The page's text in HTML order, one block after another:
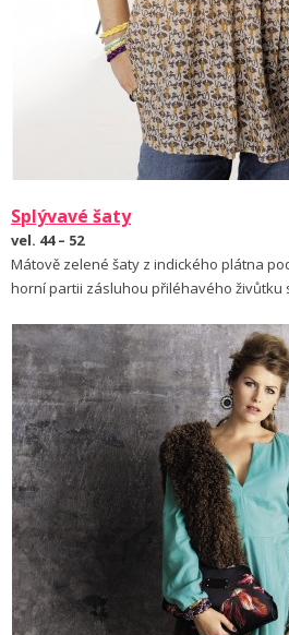
Splývavé šaty
vel. 44 – 52
Mátově zelené šaty z indického plátna
horní partii zásluhou přiléhavého živůtku